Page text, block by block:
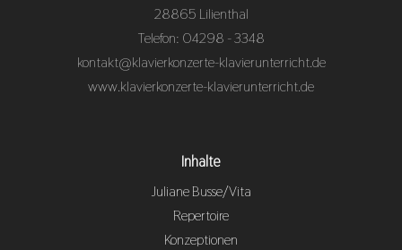
28865 Lilienthal
Telefon: 04298 - 3348
kontakt@klavierkonzerte-klavierunterricht.de
www.klavierkonzerte-klavierunterricht.de
Inhalte
Juliane Busse/Vita
Repertoire
Konzeptionen